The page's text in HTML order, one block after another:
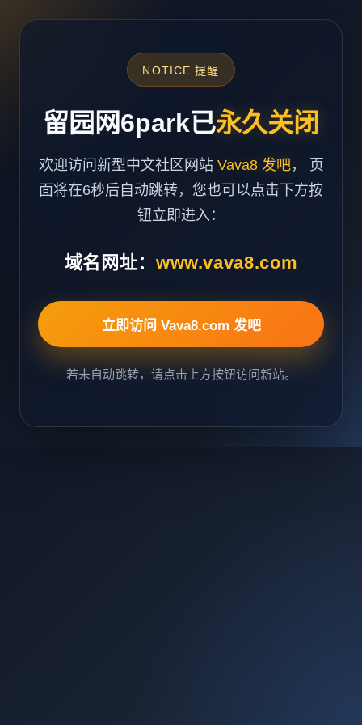
NOTICE 提醒
留园网6park已永久关闭
欢迎访问新型中文社区网站 Vava8 发吧， 页
面将在6秒后自动跳转，您也可以点击下方按
钮立即进入：
域名网址： www.vava8.com
立即访问 Vava8.com 发吧
若未自动跳转，请点击上方按钮访问新站。